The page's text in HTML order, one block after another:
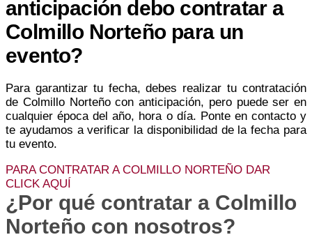
anticipación debo contratar a
Colmillo Norteño para un
evento?
Para garantizar tu fecha, debes realizar tu contratación
de Colmillo Norteño con anticipación, pero puede ser en
cualquier época del año, hora o día. Ponte en contacto y
te ayudamos a verificar la disponibilidad de la fecha para
tu evento.
PARA CONTRATAR A COLMILLO NORTEÑO DAR
CLICK AQUÍ
¿Por qué contratar a Colmillo
Norteño con nosotros?